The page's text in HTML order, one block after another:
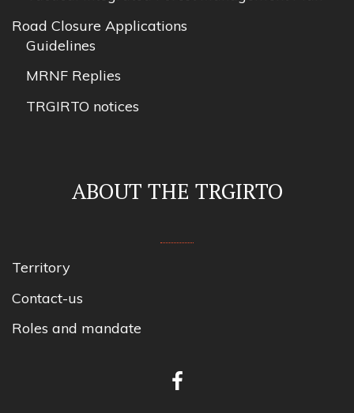
Road Closure Applications
Guidelines
MRNF Replies
TRGIRTO notices
ABOUT THE TRGIRTO
Territory
Contact-us
Roles and mandate